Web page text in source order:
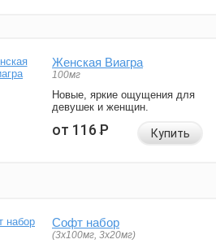
Женская Виагра
100мг
Новые, яркие ощущения для
девушек и женщин.
от 116Р Купить
Софт набор
(3x100мг, 3x20мг)